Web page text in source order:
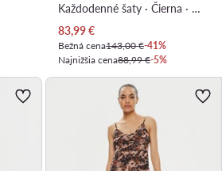
Každodenné šaty · Čierna · Midi
Aktuálna cena
83,99€
Bežná cena143,00 €-41%
Najnižšia cena88,99 €-5%